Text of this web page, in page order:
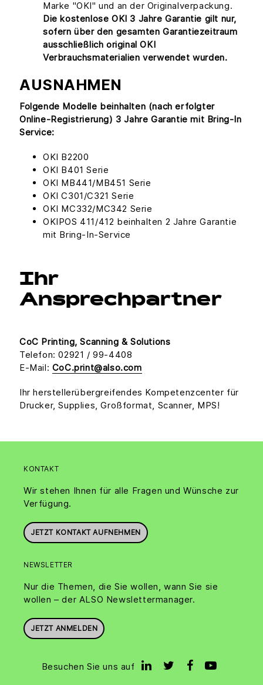
Marke "OKI" und an der Originalverpackung.
Die kostenlose OKI 3 Jahre Garantie gilt nur,
sofern über den gesamten Garantiezeitraum
ausschließlich original OKI
Verbrauchsmaterialien verwendet wurden.
AUSNAHMEN
Folgende Modelle beinhalten (nach erfolgter
Online-Registrierung) 3 Jahre Garantie mit Bring-In
Service:
OKI B2200
OKI B401 Serie
OKI MB441/MB451 Serie
OKI C301/C321 Serie
OKI MC332/MC342 Serie
OKIPOS 411/412 beinhalten 2 Jahre Garantie
mit Bring-In-Service
Ihr
Ansprechpartner
CoC Printing, Scanning & Solutions
Telefon: 02921 / 99-4408
E-Mail: CoC.print@also.com
Ihr herstellerübergreifendes Kompetenzcenter für
Drucker, Supplies, Großformat, Scanner, MPS!
KONTAKT
Wir stehen Ihnen für alle Fragen und Wünsche zur
Verfügung.
JETZT KONTAKT AUFNEHMEN
NEWSLETTER
Nur die Themen, die Sie wollen, wann Sie sie
wollen – der ALSO Newslettermanager.
JETZT ANMELDEN
Besuchen Sie uns auf